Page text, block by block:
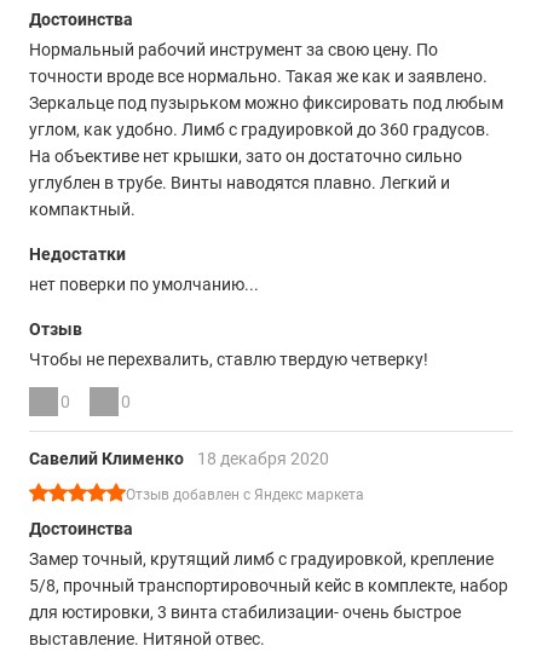
Достоинства
Нормальный рабочий инструмент за свою цену. По
точности вроде все нормально. Такая же как и заявлено.
Зеркальце под пузырьком можно фиксировать под любым
углом, как удобно. Лимб с градуировкой до 360 градусов.
На объективе нет крышки, зато он достаточно сильно
углублен в трубе. Винты наводятся плавно. Легкий и
компактный.
Недостатки
нет поверки по умолчанию...
Отзыв
Чтобы не перехвалить, ставлю твердую четверку!
0 0
Савелий Клименко 18 декабря 2020
Отзыв добавлен с Яндекс маркета
Достоинства
Замер точный, крутящий лимб с градуировкой, крепление
5/8, прочный транспортировочный кейс в комплекте, набор
для юстировки, 3 винта стабилизации- очень быстрое
выставление. Нитяной отвес.